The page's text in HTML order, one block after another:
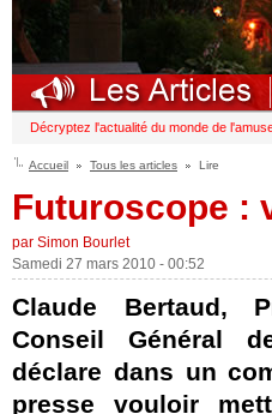
Décryptez l'actualité du monde de
Accueil Tous les articles Lire
Futuroscope :
par Simon Bourlet
Samedi 27 mars 2010 - 00:52
Claude Bertaud,
Conseil Général
déclare dans un
presse vouloir